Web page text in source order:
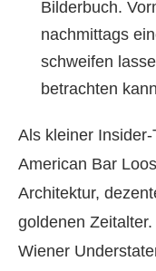
Bilderbuch.
nachmittags
schweifen
betrachten
Als kleiner
American Bar
Architektur,
goldenen
Wiener